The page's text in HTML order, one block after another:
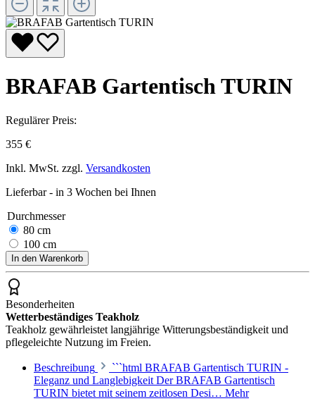
BRAFAB Gartentisch TURIN
Regulärer Preis:
355 €
Inkl. MwSt. zzgl. Versandkosten
Lieferbar - in 3 Wochen bei Ihnen
Durchmesser
80 cm
100 cm
In den Warenkorb
Besonderheiten
Wetterbeständiges Teakholz
Teakholz gewährleistet langjährige Witterungsbeständigkeit und
pflegeleichte Nutzung im Freien.
Beschreibung
```html BRAFAB Gartentisch TURIN -
Eleganz und Langlebigkeit Der BRAFAB Gartentisch
TURIN bietet mit seinem zeitlosen Desi… Mehr